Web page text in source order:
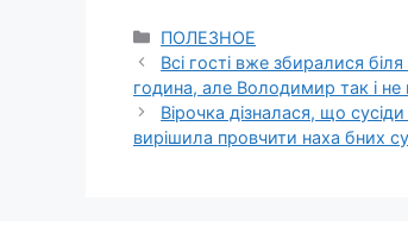
Categories
ПОЛЕЗНОЕ
Всі гості вже збиралися
година, але Володимир так і
Вірочка дізналася, що
вирішила провчити наха бних